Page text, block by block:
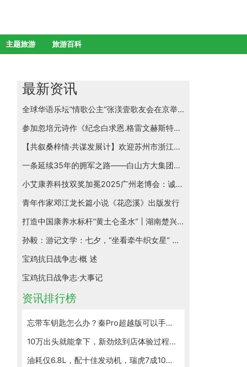
主题旅游 旅游百科
最新资讯
全球华语乐坛“情歌公主”张渼壹歌友会在京举行
参加忽培元诗作《纪念白求恩.格雷文赫斯特抒怀》首发阅读分享会纪闻
【共叙桑梓情·共谋发展计】欢迎苏州市浙江商会领导一行莅临苏州名仕医院参观指导
一条延续35年的拥军之路——白山方大集团慰问抗日战争、抗美援朝老兵纪实
小艾康养科技双奖加冕2025广州老博会：诚邀全球合伙人共启银发经济万亿蓝海
青年作家邓江龙长篇小说《花恋溪》出版发行
打造中国康养水标杆“黄土仑圣水” | 湖南楚兴神泉井饮品有限公司
孙毅：游记文学：七夕，“坐看牵牛织女星” ——感悟唐诗爱情坚贞的“平平淡淡”才是真
宝鸡抗日战争志·概 述
宝鸡抗日战争志·大事记
资讯排行榜
忘带车钥匙怎么办？秦Pro超越版可以手机解锁/手机没电也可以
10万出头就能拿下，新劲炫到店体验过程，配置还真不少
油耗仅6.8L，配十佳发动机，瑞虎7成10万级SUV搅局者！